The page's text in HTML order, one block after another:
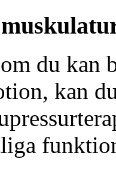
du
kan